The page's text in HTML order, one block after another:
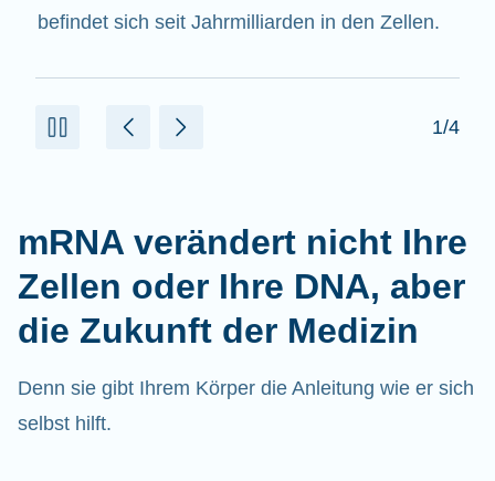
beitragen.
2/4
mRNA verändert nicht Ihre
Zellen oder Ihre DNA, aber
die Zukunft der Medizin
Denn sie gibt Ihrem Körper die Anleitung wie er sich
selbst hilft.